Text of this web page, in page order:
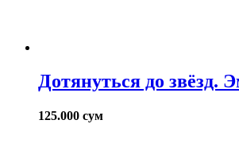
Дотянуться до звёзд.
125.000 сум